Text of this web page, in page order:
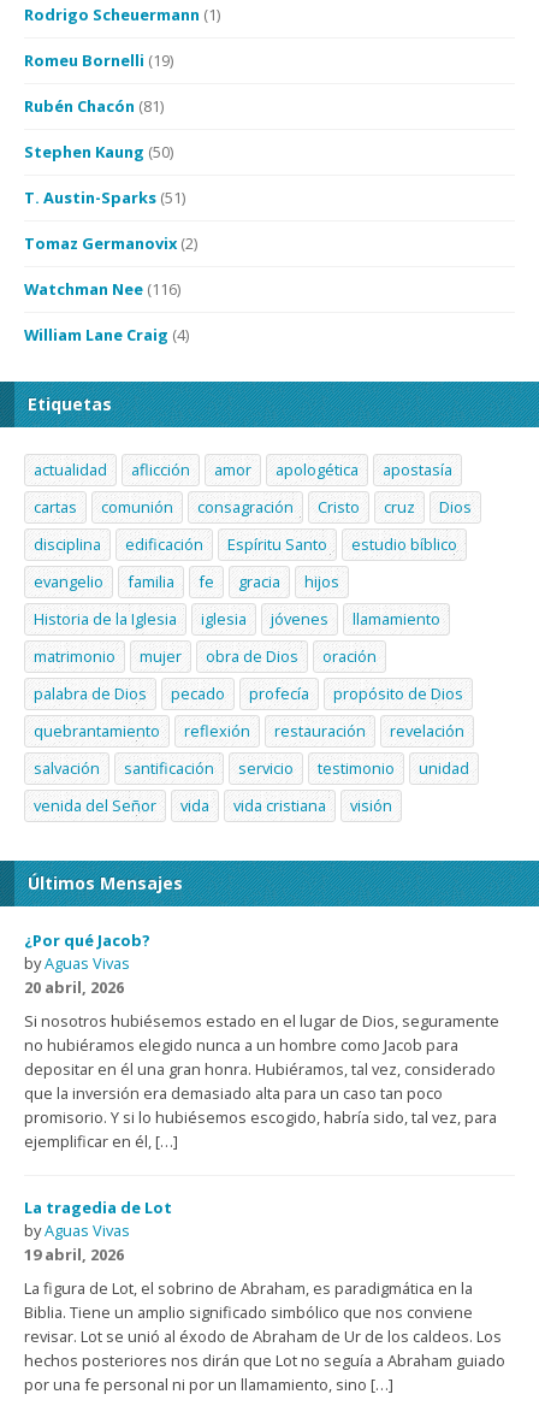
Rodrigo Scheuermann (1)
Romeu Bornelli (19)
Rubén Chacón (81)
Stephen Kaung (50)
T. Austin-Sparks (51)
Tomaz Germanovix (2)
Watchman Nee (116)
William Lane Craig (4)
Etiquetas
actualidad aflicción amor apologética
apostasía
cartas
comunión consagración Cristo cruz
Dios
disciplina
edificación Espíritu Santo
estudio bíblico
evangelio
familia fe gracia
hijos
Historia de la Iglesia
iglesia jóvenes
llamamiento
matrimonio
mujer obra de Dios
oración
palabra de Dios
pecado profecía
propósito de Dios
quebrantamiento
reflexión restauración
revelación
salvación
santificación servicio testimonio
unidad
venida del Señor
vida vida cristiana visión
Últimos Mensajes
¿Por qué Jacob?
byAguas Vivas
20 abril, 2026
Si nosotros hubiésemos estado en el lugar de Dios, seguramente
no hubiéramos elegido nunca a un hombre como Jacob para
depositar en él una gran honra. Hubiéramos, tal vez, considerado
que la inversión era demasiado alta para un caso tan poco
promisorio. Y si lo hubiésemos escogido, habría sido, tal vez, para
ejemplificar en él, […]
La tragedia de Lot
byAguas Vivas
19 abril, 2026
La figura de Lot, el sobrino de Abraham, es paradigmática en la
Biblia. Tiene un amplio significado simbólico que nos conviene
revisar. Lot se unió al éxodo de Abraham de Ur de los caldeos. Los
hechos posteriores nos dirán que Lot no seguía a Abraham guiado
por una fe personal ni por un llamamiento, sino […]